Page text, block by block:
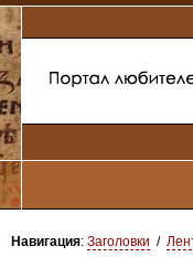
Навигация: Заголовки /